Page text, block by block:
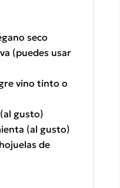
seco
(puedes usar
vino tinto o
gusto)
(al gusto)
de